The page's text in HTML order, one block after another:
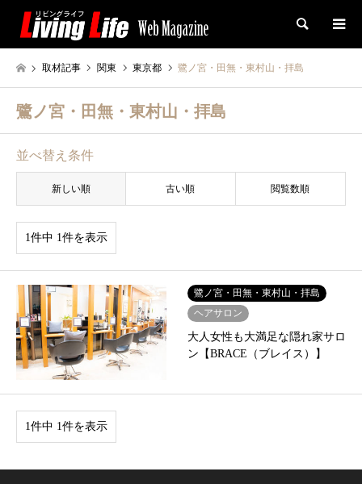
検索
取材記事 関東 東京都 鷺ノ宮・田無・東村山・拝島
鷺ノ宮・田無・東村山・拝島
並べ替え条件
新しい順 古い順 閲覧数順
1件中 1件を表示
鷺ノ宮・田無・東村山・拝島
ヘアサロン
大人女性も大満足な隠れ家サロ
ン【BRACE（ブレイス）】
1件中 1件を表示